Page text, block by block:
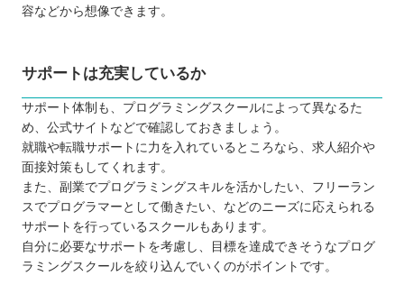
容などから想像できます。
サポートは充実しているか
サポート体制も、プログラミングスクールによって異なるた
め、公式サイトなどで確認しておきましょう。
就職や転職サポートに力を入れているところなら、求人紹介や
面接対策もしてくれます。
また、副業でプログラミングスキルを活かしたい、フリーラン
スでプログラマーとして働きたい、などのニーズに応えられる
サポートを行っているスクールもあります。
自分に必要なサポートを考慮し、目標を達成できそうなプログ
ラミングスクールを絞り込んでいくのがポイントです。